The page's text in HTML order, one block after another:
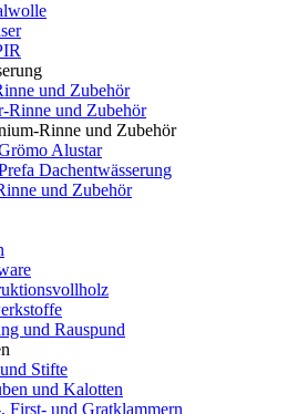
und Zubehör
Rinne und Zubehör
Rinne und Zubehör
Alustar
Dachentwässerung
und Zubehör
und Rauspund
Stifte
und Kalotten
First- und Gratklammern